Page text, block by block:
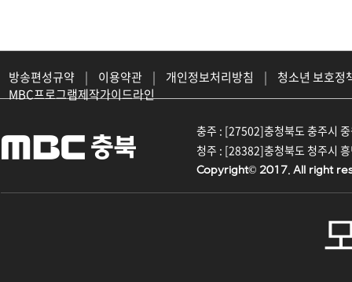
방송편성규약 | 이용약관 | 개인정보처리방침 |
청소년 보호정
MBC프로그램제작가이드라인
충주 : [27502]충청북도 충주시
청주 : [28382]충청북도 청주시
Copyright© 2017. All right